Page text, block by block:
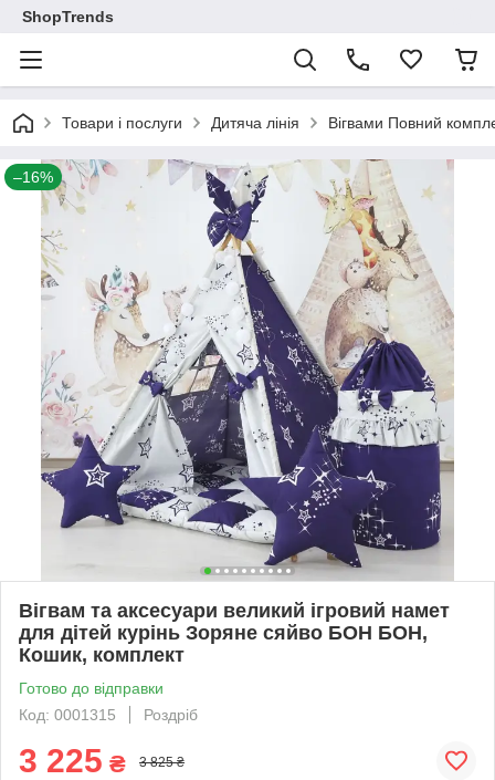
ShopTrends
Товари і послуги Дитяча лінія Вігвами Повний
–16%
Вігвам та аксесуари великий ігровий намет
для дітей курінь Зоряне сяйво БОН БОН,
Кошик, комплект
Готово до відправки
Код: 0001315
Роздріб
3 225 ₴ 3 825 ₴